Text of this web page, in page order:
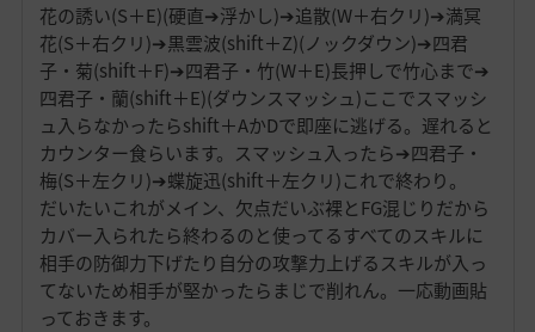
花の誘い(S＋E)(硬直➔浮かし)➔追散(W＋右クリ)➔満冥
花(S＋右クリ)➔黒雲波(shift＋Z)(ノックダウン)➔四君
子・菊(shift＋F)➔四君子・竹(W＋E)長押しで竹心まで➔
四君子・蘭(shift＋E)(ダウンスマッシュ)ここでスマッシ
ュ入らなかったらshift＋AかDで即座に逃げる。遅れると
カウンター食らいます。スマッシュ入ったら➔四君子・
梅(S＋左クリ)➔蝶旋迅(shift＋左クリ)これで終わり。
だいたいこれがメイン、欠点だいぶ裸とFG混じりだから
カバー入られたら終わるのと使ってるすべてのスキルに
相手の防御力下げたり自分の攻撃力上げるスキルが入っ
てないため相手が堅かったらまじで削れん。一応動画貼
っておきます。